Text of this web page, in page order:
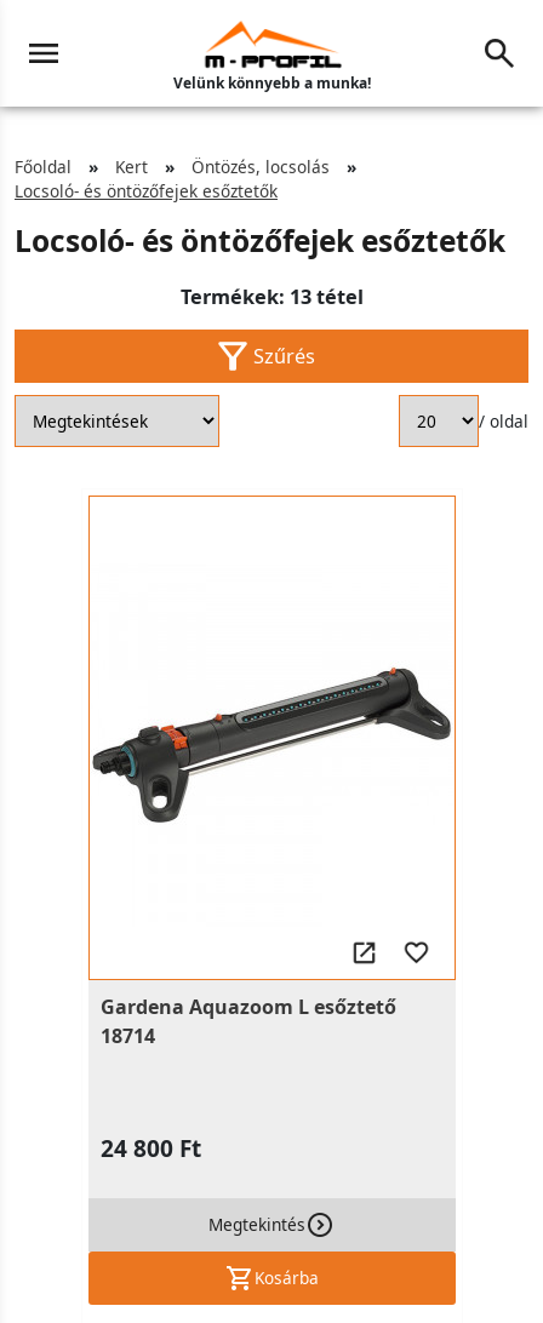
Velünk könnyebb a munka!
Főoldal Kert
Öntözés, locsolás
Locsoló- és öntözőfejek esőztetők
Locsoló- és öntözőfejek esőztetők
Termékek: 13 tétel
Szűrés
/ oldal
Gardena Aquazoom L esőztető
18714
24 800 Ft
Megtekintés
Kosárba